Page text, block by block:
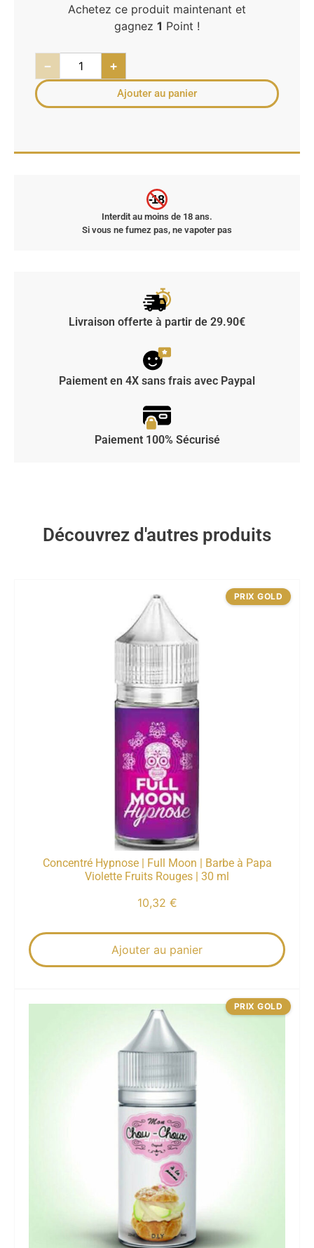
Achetez ce produit maintenant et
gagnez 1 Point !
− +
Ajouter au panier
-18
Interdit au moins de 18 ans.
Si vous ne fumez pas, ne vapoter pas
Livraison offerte à partir de 29.90€
Paiement en 4X sans frais avec Paypal
Paiement 100% Sécurisé
Découvrez d'autres produits
Concentré Hypnose | Full Moon | Barbe à Papa
Violette Fruits Rouges | 30 ml
10,32 €
Ajouter au panier
PRIX GOLD
PRIX GOLD